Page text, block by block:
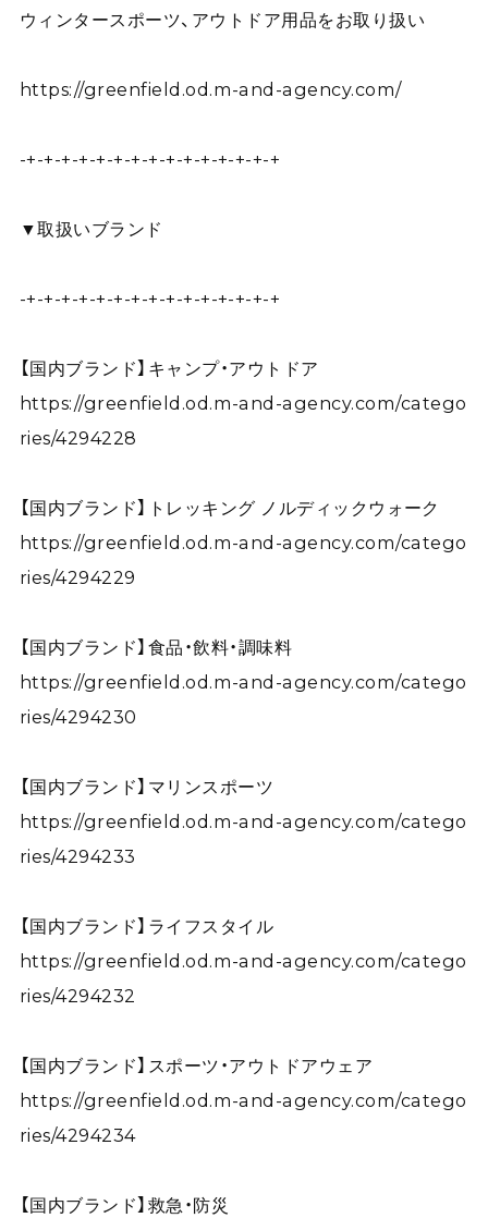
ウィンタースポーツ、アウトドア用品をお取り扱い
https://greenfield.od.m-and-agency.com/
-+-+-+-+-+-+-+-+-+-+-+-+-+-+-+
▼取扱いブランド
-+-+-+-+-+-+-+-+-+-+-+-+-+-+-+
【国内ブランド】キャンプ・アウトドア
https://greenfield.od.m-and-agency.com/catego
ries/4294228
【国内ブランド】トレッキング ノルディックウォーク
https://greenfield.od.m-and-agency.com/catego
ries/4294229
【国内ブランド】食品・飲料・調味料
https://greenfield.od.m-and-agency.com/catego
ries/4294230
【国内ブランド】マリンスポーツ
https://greenfield.od.m-and-agency.com/catego
ries/4294233
【国内ブランド】ライフスタイル
https://greenfield.od.m-and-agency.com/catego
ries/4294232
【国内ブランド】スポーツ・アウトドアウェア
https://greenfield.od.m-and-agency.com/catego
ries/4294234
【国内ブランド】救急・防災